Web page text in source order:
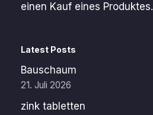
einen Kauf eines Produktes.
Latest Posts
Bauschaum
21. Juli 2026
zink tabletten